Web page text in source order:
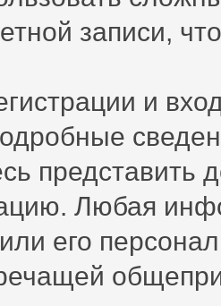
записи,
и
представить
Любая
его